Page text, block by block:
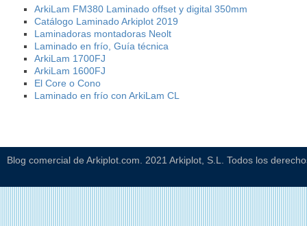
ArkiLam FM380 Laminado offset y digital 350mm
Catálogo Laminado Arkiplot 2019
Laminadoras montadoras Neolt
Laminado en frío, Guía técnica
ArkiLam 1700FJ
ArkiLam 1600FJ
El Core o Cono
Laminado en frío con ArkiLam CL
Blog comercial de Arkiplot.com. 2021 Arkiplot, S.L. Todos los